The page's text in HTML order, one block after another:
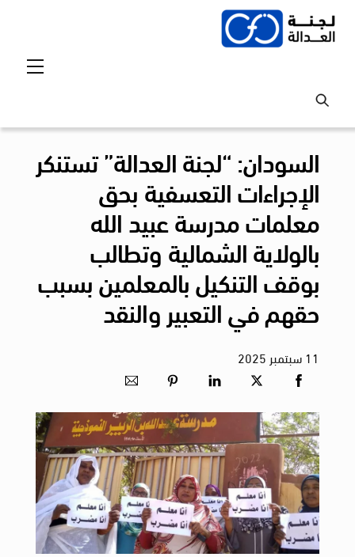
Skip
السودان: “لجنة العدالة” تستنكر
الإجراءات التعسفية بحق
معلمات مدرسة عبيد الله
بالولاية الشمالية وتطالب
بوقف التنكيل بالمعلمين بسبب
حقهم في التعبير والنقد
11سبتمبر 2025